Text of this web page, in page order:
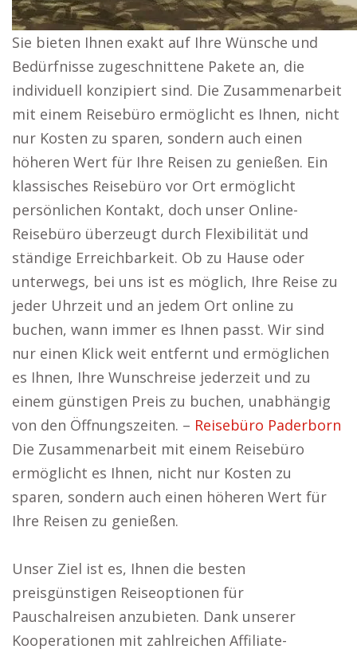
Sie bieten Ihnen exakt auf Ihre Wünsche und
Bedürfnisse zugeschnittene Pakete an, die
individuell konzipiert sind. Die Zusammenarbeit
mit einem Reisebüro ermöglicht es Ihnen, nicht
nur Kosten zu sparen, sondern auch einen
höheren Wert für Ihre Reisen zu genießen. Ein
klassisches Reisebüro vor Ort ermöglicht
persönlichen Kontakt, doch unser Online-
Reisebüro überzeugt durch Flexibilität und
ständige Erreichbarkeit. Ob zu Hause oder
unterwegs, bei uns ist es möglich, Ihre Reise zu
jeder Uhrzeit und an jedem Ort online zu
buchen, wann immer es Ihnen passt. Wir sind
nur einen Klick weit entfernt und ermöglichen
es Ihnen, Ihre Wunschreise jederzeit und zu
einem günstigen Preis zu buchen, unabhängig
von den Öffnungszeiten. – Reisebüro Paderborn
Die Zusammenarbeit mit einem Reisebüro
ermöglicht es Ihnen, nicht nur Kosten zu
sparen, sondern auch einen höheren Wert für
Ihre Reisen zu genießen.
Unser Ziel ist es, Ihnen die besten
preisgünstigen Reiseoptionen für
Pauschalreisen anzubieten. Dank unserer
Kooperationen mit zahlreichen Affiliate-